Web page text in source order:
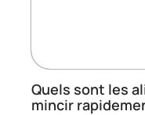
Quels sont les
mincir